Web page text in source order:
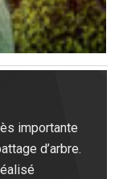
importante
d’arbre.